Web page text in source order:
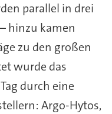
parallel in drei
hinzu kamen
zu den großen
wurde das
durch eine
Argo-Hytos,